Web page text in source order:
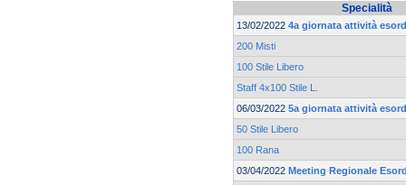
Specialità
13/02/2022 4a giornata attività
200 Misti
100 Stile Libero
Staff 4x100 Stile L.
06/03/2022 5a giornata attività
50 Stile Libero
100 Rana
03/04/2022 Meeting Regionale